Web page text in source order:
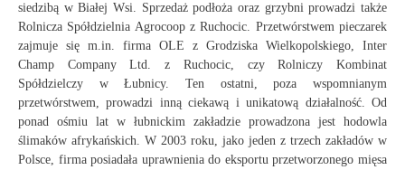
siedzibą w Białej Wsi. Sprzedaż podłoża oraz grzybni prowadzi także
Rolnicza Spółdzielnia Agrocoop z Ruchocic. Przetwórstwem pieczarek
zajmuje się m.in. firma OLE z Grodziska Wielkopolskiego, Inter
Champ Company Ltd. z Ruchocic, czy Rolniczy Kombinat
Spółdzielczy w Łubnicy. Ten ostatni, poza wspomnianym
przetwórstwem, prowadzi inną ciekawą i unikatową działalność. Od
ponad ośmiu lat w łubnickim zakładzie prowadzona jest hodowla
ślimaków afrykańskich. W 2003 roku, jako jeden z trzech zakładów w
Polsce, firma posiadała uprawnienia do eksportu przetworzonego mięsa